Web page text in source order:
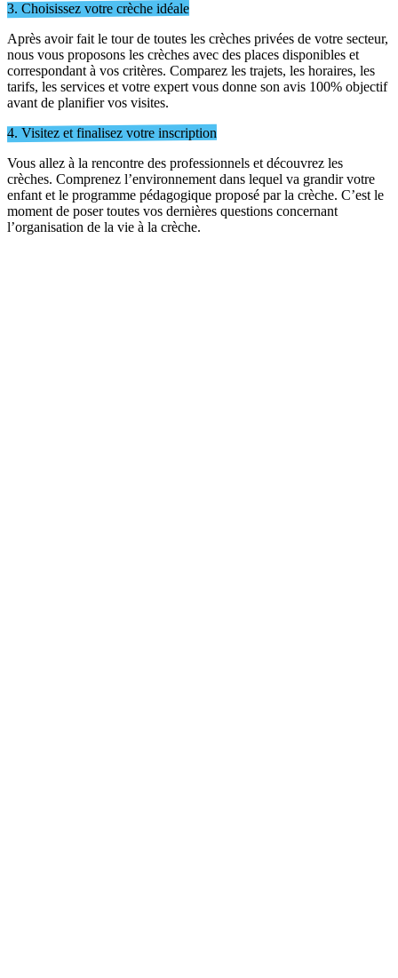
3. Choisissez votre crèche idéale
Après avoir fait le tour de toutes les crèches privées de votre secteur,
nous vous proposons les crèches avec des places disponibles et
correspondant à vos critères. Comparez les trajets, les horaires, les
tarifs, les services et votre expert vous donne son avis 100% objectif
avant de planifier vos visites.
4. Visitez et finalisez votre inscription
Vous allez à la rencontre des professionnels et découvrez les
crèches. Comprenez l’environnement dans lequel va grandir votre
enfant et le programme pédagogique proposé par la crèche. C’est le
moment de poser toutes vos dernières questions concernant
l’organisation de la vie à la crèche.